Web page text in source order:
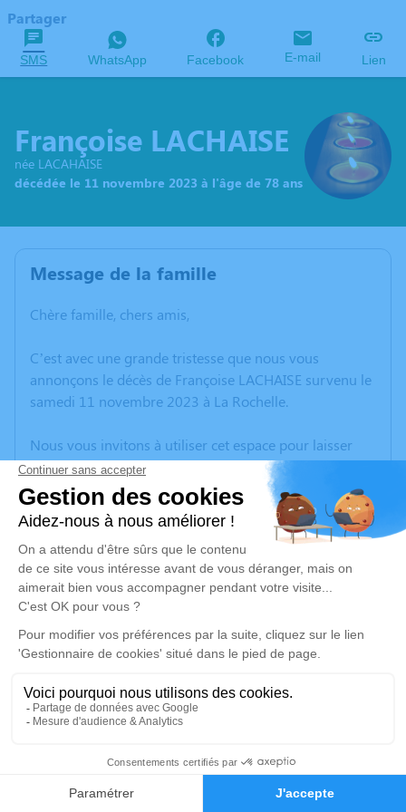
Faire-part Hommages
Partager
SMS WhatsApp Facebook E-mail Lien
Françoise LACHAISE
née LACAHAISE
décédée le 11 novembre 2023 à l'âge de 78 ans
Message de la famille
Chère famille, chers amis,
C’est avec une grande tristesse que nous vous
annonçons le décès de Françoise LACHAISE survenu le
samedi 11 novembre 2023 à La Rochelle.
Nous vous invitons à utiliser cet espace pour laisser
vos condoléances, partager des photos souvenirs, une
anecdote ou exprimer vos pensées à travers des
poèmes ou des textes. Cet endroit est un lieu
d'expression dédié à honorer la mémoire de Françoise
LACHAISE.
Un service de plantation d’arbre hommage est
disponible ici.
Je rends hommage
Cérémonie religieuse
Collégiale de Saint-Junien
Place Deffuas